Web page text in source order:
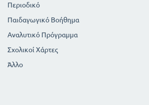
Περιοδικό
Παιδαγωγικό Βοήθημα
Αναλυτικό Πρόγραμμα
Σχολικοί Χάρτες
Άλλο